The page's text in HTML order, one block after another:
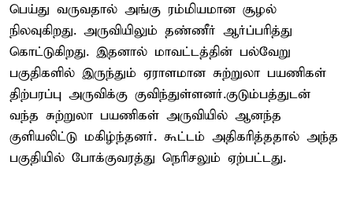
பெய்து வருவதால் அங்கு ரம்மியமான சூழல்
நிலவுகிறது. அருவியிலும் தண்ணீர் ஆர்ப்பரித்து
கொட்டுகிறது. இதனால் மாவட்டத்தின் பல்வேறு
பகுதிகளில் இருந்தும் ஏராளமான சுற்றுலா பயணிகள்
திற்பரப்பு அருவிக்கு குவிந்துள்ளனர்.குடும்பத்துடன்
வந்த சுற்றுலா பயணிகள் அருவியில் ஆனந்த
குளியலிட்டு மகிழ்ந்தனர். கூட்டம் அதிகரித்ததால் அந்த
பகுதியில் போக்குவரத்து நெரிசலும் ஏற்பட்டது.